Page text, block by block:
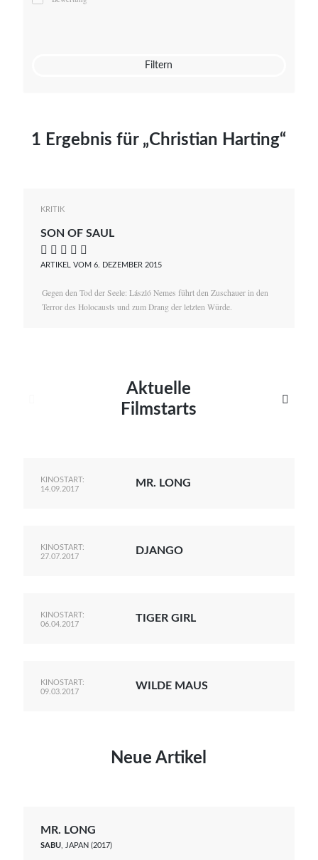
Mato von Vogelstein
Filtern
1 Ergebnis für „Christian Harting“
KRITIK
SON OF SAUL
    
ARTIKEL VOM 6. DEZEMBER 2015
Gegen den Tod der Seele: László Nemes führt den Zuschauer in den
Terror des Holocausts und zum Drang der letzten Würde.
Aktuelle
Filmstarts

KINOSTART:
14.09.2017
MR. LONG
KINOSTART:
27.07.2017
DJANGO
KINOSTART:
06.04.2017
TIGER GIRL
KINOSTART:
09.03.2017
WILDE MAUS
Neue Artikel
MR. LONG
SABU, JAPAN (2017)